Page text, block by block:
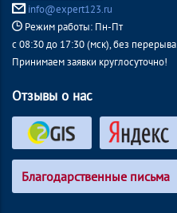
info@expert123.ru
Режим работы: Пн-Пт
с 08:30 до 17:30 (мск), без перерыва
Принимаем заявки круглосуточно!
Отзывы о нас
Благодарственные письма